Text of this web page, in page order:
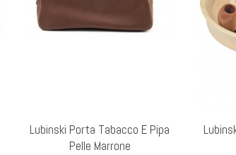
Lubinski Porta Tabacco E Pipa
Pelle Marrone